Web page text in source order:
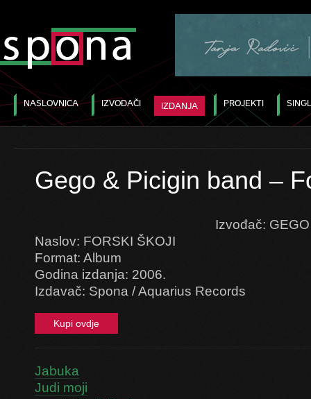
NASLOVNICA IZVOĐAČI IZDANJA PROJEKTI
Gego & Picigin band –
Izvođač:
Naslov: FORSKI ŠKOJI
Format: Album
Godina izdanja: 2006.
Izdavač: Spona / Aquarius Records
Kupi ovdje
Jabuka
Judi moji